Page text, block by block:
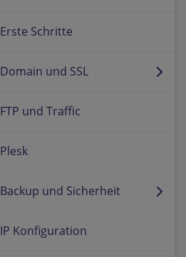
Erste Schritte
Domain und SSL
FTP und Traffic
Plesk
Backup und Sicherheit
IP Konfiguration